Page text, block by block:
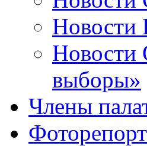
Новости
выборы»
Члены